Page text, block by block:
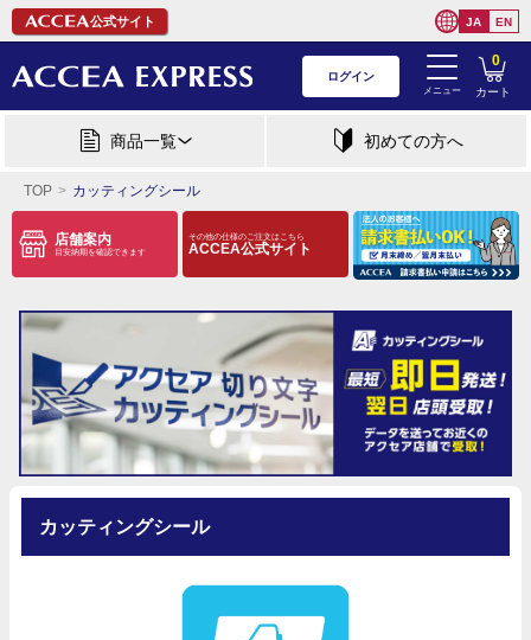
ログイン
メニュー カート
0
商品一覧 初めての方へ
TOP カッティングシール
店舗案内
目安納期を確認できます
その他の仕様のご注文はこちら
ACCEA公式サイト
カッティングシール
公式サイト JA EN